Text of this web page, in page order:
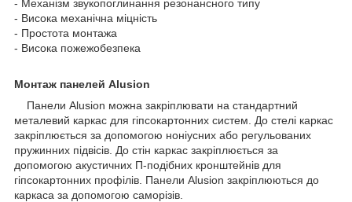
- Механізм звукопоглинання резонансного типу
- Висока механічна міцність
- Простота монтажа
- Висока пожежобезпека
Монтаж панелей Alusion
Панели Alusion можна закріплювати на стандартний
металевий каркас для гіпсокартонних систем. До стелі каркас
закріплюється за допомогою ноніусних або регульованих
пружинних підвісів. До стін каркас закріплюється за
допомогою акустичних П-подібних кронштейнів для
гіпсокартонних профілів. Панели Alusion закріплюються до
каркаса за допомогою саморізів.